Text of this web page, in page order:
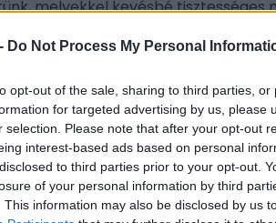
Do Not Process My Personal
opt-out of the sale, sharing to third parties,
for targeted advertising by us, please
selection. Please note that after your opt-out
interest-based ads based on personal
to third parties prior to your opt-out.
of your personal information by third
This information may also be disclosed by us
melyekkel kevésbé tisztességes
ellenfeleinket.
a túlélés a gyakran
pedig a játékmenetbéli
dolgunk, így nyersanyagaink
szemfülesek a begyűjtésükhöz),
felszerelésünket, lopakodást
fordítjuk készleteinket.
e pusztán elterelni az